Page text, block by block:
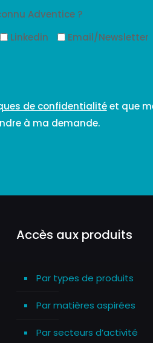
Adventice ?
Linkedin Email/Newsletter
de confidentialitéet que
à ma demande.
Accès aux produits
Par types de produits
Par matières aspirées
Par secteurs d’activité